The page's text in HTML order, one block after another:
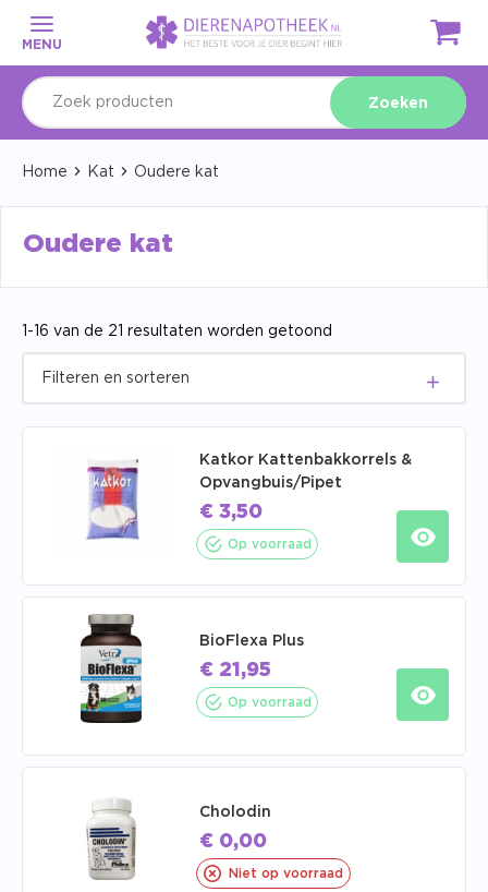
MENU
Zoeken
Home Kat Oudere kat
Oudere kat
1-16 van de 21 resultaten worden getoond
Katkor Kattenbakkorrels &
Opvangbuis/Pipet
€ 3,50
Op voorraad
BioFlexa Plus
€ 21,95
Op voorraad
Cholodin
€ 0,00
Niet op voorraad